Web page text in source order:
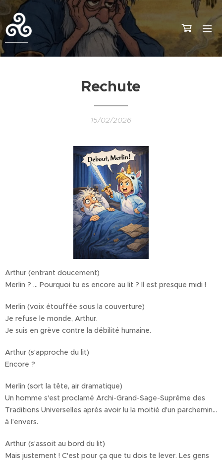
Rechute
15/02/2026
Arthur (entrant doucement)
Merlin ? … Pourquoi tu es encore au lit ? Il est presque midi !
Merlin (voix étouffée sous la couverture)
Je refuse le monde, Arthur.
Je suis en grève contre la débilité humaine.
Arthur (s'approche du lit)
Encore ?
Merlin (sort la tête, air dramatique)
Un homme s'est proclamé Archi-Grand-Sage-Suprême des
Traditions Universelles après avoir lu la moitié d'un parchemin…
à l'envers.
Arthur (s'assoit au bord du lit)
Mais justement ! C'est pour ça que tu dois te lever. Les gens